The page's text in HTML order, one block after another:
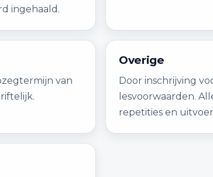
ingehaald.
van
Overige
Door inschrijving
lesvoorwaarden.
repetities en